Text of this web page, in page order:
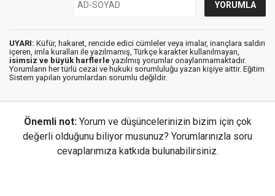
UYARI: Küfür, hakaret, rencide edici cümleler veya imalar, inançlara saldırı
içeren, imla kuralları ile yazılmamış, Türkçe karakter kullanılmayan,
isimsiz ve büyük harflerle yazılmış yorumlar onaylanmamaktadır.
Yorumların her türlü cezai ve hukuki sorumluluğu yazan kişiye aittir. Eğitim
Sistem yapılan yorumlardan sorumlu değildir.
Önemli not: Yorum ve düşüncelerinizin bizim için çok
değerli olduğunu biliyor musunuz? Yorumlarınızla soru
cevaplarımıza katkıda bulunabilirsiniz.